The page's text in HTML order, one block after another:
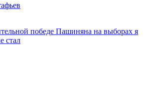
победе Пашиняна на выборах я
стал